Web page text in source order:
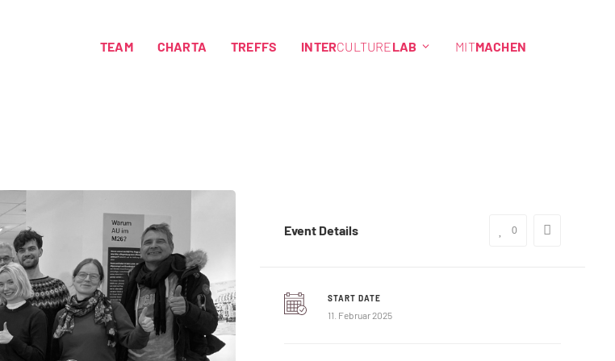
TEAM CHARTA TREFFS INTERCULTURELAB MITMACHEN
Event Details 0
START DATE
11. Februar 2025